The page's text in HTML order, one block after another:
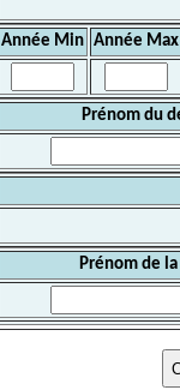
Année Min Année Max
Prénom du
Prénom de